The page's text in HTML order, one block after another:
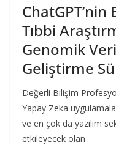
Tıbbi
Genomik
Geliştirme
Değerli Bilişim
Yapay Zeka
ve en çok da yazılım
etkileyecek olan